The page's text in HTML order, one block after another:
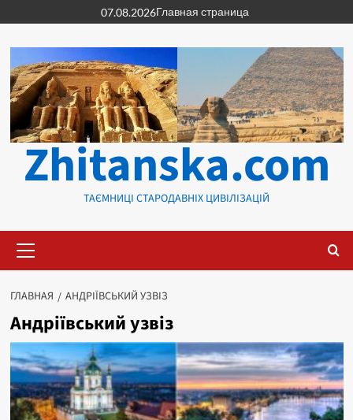
к
содержимому
07.08.2026Главная страница
Zhitanska.com
ТАЄМНИЦІ СТАРОДАВНІХ ЦИВІЛІЗАЦІЙ
меню
ГЛАВНАЯ АНДРІЇВСЬКИЙ УЗВІЗ
Андріївський узвіз